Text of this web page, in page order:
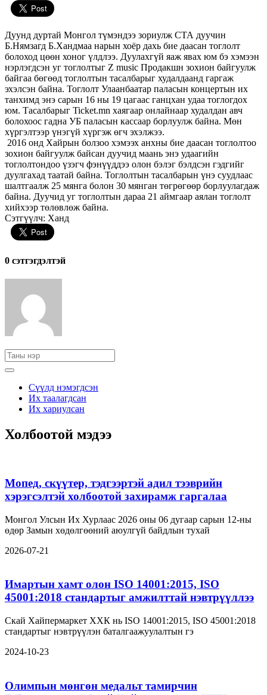
Дуунд дуртай Монгол түмэндээ зориулж СТА дуучин
Б.Нямзагд Б.Хандмаа нарын хоёр дахь бие даасан тоглолт
болоход цөөн хоног үлдлээ. Дуулахгүй яаж явах юм бэ хэмээн
нэрлэгдсэн уг тоглолтыг Z music Продакшн зохион байгуулж
байгаа бөгөөд тоглолтын тасалбарыг худалдаанд гаргаж
эхэлсэн байна. Тоглолт Улаанбаатар паласын концертын их
танхимд энэ сарын 16 ны 19 цагаас ганцхан удаа тоглогдох
юм. Тасалбарыг Ticket.mn хаягаар онлайнаар худалдан авч
болохоос гадна УБ паласын кассаар борлуулж байна. Мөн
хүргэлтээр үнэгүй хүргэж өгч эхэлжээ.
2016 онд Хайрын болзоо хэмээх анхны бие даасан тоглолтоо
зохион байгуулж байсан дуучид маань энэ удаагийн
тоглолтондоо үзэгч фэнүүддээ олон бэлэг бэлдсэн гэдгийг
дуулгахад таатай байна. Тоглолтын тасалбарын үнэ суудлаас
шалтгаалж 25 мянга болон 30 мянган төгрөгөөр борлуулагдаж
байна. Дуучид уг тоглолтын дараа 21 аймгаар аялан тоглолт
хийхээр төлөвлөж байна.
Сэтгүүлч: Ханд
0 cэтгэгдэлтэй
Сүүлд нэмэгдсэн
Их таалагдсан
Их хариулсан
Холбоотой мэдээ
Мопед, скүүтер, тэдгээртэй адил тээврийн
хэрэгсэлтэй холбоотой захирамж гаргалаа
Монгол Улсын Их Хурлаас 2026 оны 06 дугаар сарын 12-ны
өдөр Замын хөдөлгөөний аюулгүй байдлын тухай
2026-07-21
Имартын хамт олон ISO 14001:2015, ISO
45001:2018 стандартыг амжилттай нэвтрүүллээ
Скай Хайпермаркет ХХК нь ISO 14001:2015, ISO 45001:2018
стандартыг нэвтрүүлэн баталгаажуулалтын гэ
2024-10-23
Олимпын мөнгөн медальт тамирчин